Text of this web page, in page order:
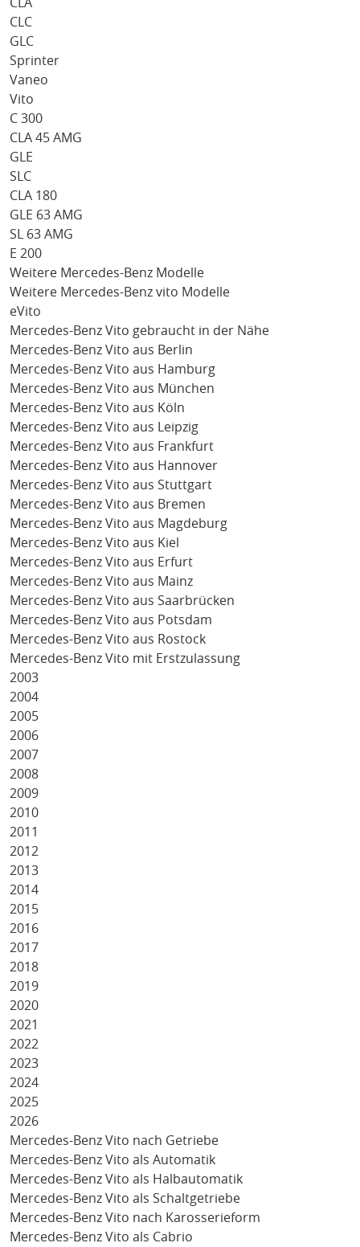
CLC
GLC
Sprinter
Vaneo
Vito
C 300
CLA 45 AMG
GLE
SLC
CLA 180
GLE 63 AMG
SL 63 AMG
E 200
Weitere Mercedes-Benz Modelle
Weitere Mercedes-Benz vito Modelle
eVito
Mercedes-Benz Vito gebraucht in der Nähe
Mercedes-Benz Vito aus Berlin
Mercedes-Benz Vito aus Hamburg
Mercedes-Benz Vito aus München
Mercedes-Benz Vito aus Köln
Mercedes-Benz Vito aus Leipzig
Mercedes-Benz Vito aus Frankfurt
Mercedes-Benz Vito aus Hannover
Mercedes-Benz Vito aus Stuttgart
Mercedes-Benz Vito aus Bremen
Mercedes-Benz Vito aus Magdeburg
Mercedes-Benz Vito aus Kiel
Mercedes-Benz Vito aus Erfurt
Mercedes-Benz Vito aus Mainz
Mercedes-Benz Vito aus Saarbrücken
Mercedes-Benz Vito aus Potsdam
Mercedes-Benz Vito aus Rostock
Mercedes-Benz Vito mit Erstzulassung
2003
2004
2005
2006
2007
2008
2009
2010
2011
2012
2013
2014
2015
2016
2017
2018
2019
2020
2021
2022
2023
2024
2025
2026
Mercedes-Benz Vito nach Getriebe
Mercedes-Benz Vito als Automatik
Mercedes-Benz Vito als Halbautomatik
Mercedes-Benz Vito als Schaltgetriebe
Mercedes-Benz Vito nach Karosserieform
Mercedes-Benz Vito als Cabrio